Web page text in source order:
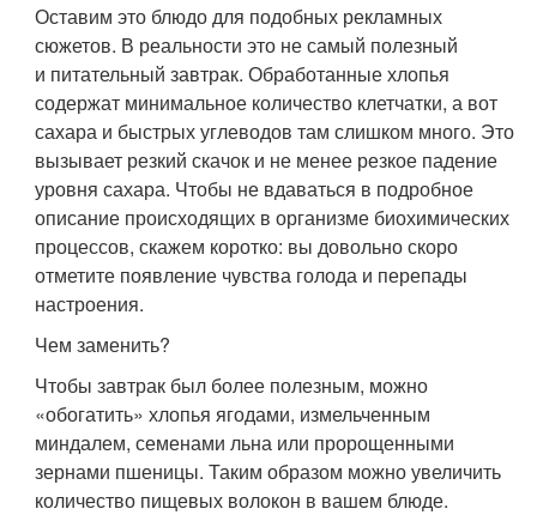
Оставим это блюдо для подобных рекламных
сюжетов. В реальности это не самый полезный
и питательный завтрак. Обработанные хлопья
содержат минимальное количество клетчатки, а вот
сахара и быстрых углеводов там слишком много. Это
вызывает резкий скачок и не менее резкое падение
уровня сахара. Чтобы не вдаваться в подробное
описание происходящих в организме биохимических
процессов, скажем коротко: вы довольно скоро
отметите появление чувства голода и перепады
настроения.
Чем заменить?
Чтобы завтрак был более полезным, можно
«обогатить» хлопья ягодами, измельченным
миндалем, семенами льна или пророщенными
зернами пшеницы. Таким образом можно увеличить
количество пищевых волокон в вашем блюде.